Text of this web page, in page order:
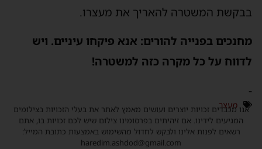
בבקשת המשטרה להאריך את מעצרו.
מחנכים בפנייה להורים: אנא פיקחו עיניים. ויש
לדווח על כל מקרה כזה למשטרה!
-
מעצר
אנו מכבדים זכויות יוצרים ועושים מאמץ לאתר את בעלי הזכויות בצילומים
המגיעים לידינו. אם זיהיתים בפרסומינו צילום שיש לכם זכויות בו, אתם
רשאים לפנות אלינו ולבקש לחדול מהשימוש באמצעות כתובת המייל:
haredim.ashdod@gmail.com